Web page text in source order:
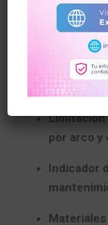
bases y
Alta
Limitación
por arco y
Indicador